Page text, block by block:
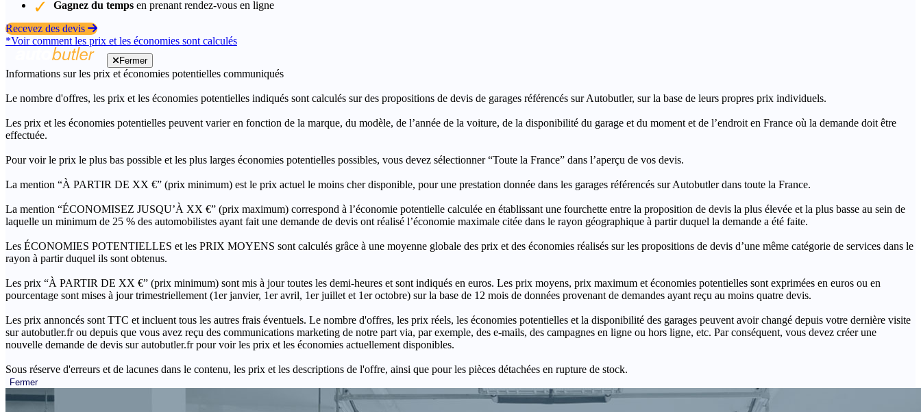
Gagnez du temps en prenant rendez-vous en ligne
Recevez des devis
*Voir comment les prix et les économies sont calculés
Fermer
Informations sur les prix et économies potentielles communiqués
Le nombre d'offres, les prix et les économies potentielles indiqués sont calculés sur des propositions de devis de garages référencés sur Autobutler, sur la base de leurs propres prix individuels.
Les prix et les économies potentielles peuvent varier en fonction de la marque, du modèle, de l’année de la voiture, de la disponibilité du garage et du moment et de l’endroit en France où la demande doit être
effectuée.
Pour voir le prix le plus bas possible et les plus larges économies potentielles possibles, vous devez sélectionner “Toute la France” dans l’aperçu de vos devis.
La mention “À PARTIR DE XX €” (prix minimum) est le prix actuel le moins cher disponible, pour une prestation donnée dans les garages référencés sur Autobutler dans toute la France.
La mention “ÉCONOMISEZ JUSQU’À XX €” (prix maximum) correspond à l’économie potentielle calculée en établissant une fourchette entre la proposition de devis la plus élevée et la plus basse au sein de
laquelle un minimum de 25 % des automobilistes ayant fait une demande de devis ont réalisé l’économie maximale citée dans le rayon géographique à partir duquel la demande a été faite.
Les ÉCONOMIES POTENTIELLES et les PRIX MOYENS sont calculés grâce à une moyenne globale des prix et des économies réalisés sur les propositions de devis d’une même catégorie de services dans le
rayon à partir duquel ils sont obtenus.
Les prix “À PARTIR DE XX €” (prix minimum) sont mis à jour toutes les demi-heures et sont indiqués en euros. Les prix moyens, prix maximum et économies potentielles sont exprimées en euros ou en
pourcentage sont mises à jour trimestriellement (1er janvier, 1er avril, 1er juillet et 1er octobre) sur la base de 12 mois de données provenant de demandes ayant reçu au moins quatre devis.
Les prix annoncés sont TTC et incluent tous les autres frais éventuels. Le nombre d'offres, les prix réels, les économies potentielles et la disponibilité des garages peuvent avoir changé depuis votre dernière visite
sur autobutler.fr ou depuis que vous avez reçu des communications marketing de notre part via, par exemple, des e-mails, des campagnes en ligne ou hors ligne, etc. Par conséquent, vous devez créer une
nouvelle demande de devis sur autobutler.fr pour voir les prix et les économies actuellement disponibles.
Sous réserve d'erreurs et de lacunes dans le contenu, les prix et les descriptions de l'offre, ainsi que pour les pièces détachées en rupture de stock.
Fermer